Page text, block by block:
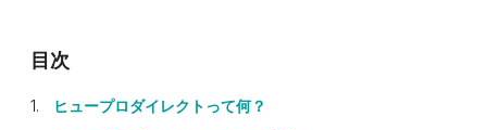
ヒュープロダイレクトって何？